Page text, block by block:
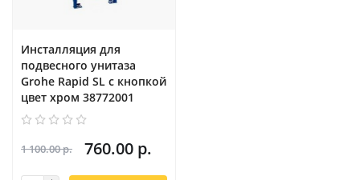
Инсталляция для
подвесного унитаза
Grohe Rapid SL c кнопкой
цвет хром 38772001
1 100.00 р. 760.00 р.